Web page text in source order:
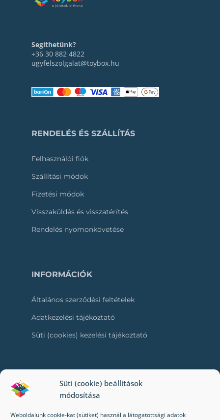
Süti (cookie) beállítások
módosítása
Weboldalunk cookie-kat (sütiket) használ a látogatottsági adatok
Segíthetünk?
+36 30 882 4822
ugyfelszolgalat@toybox.hu
RENDELÉS ÉS SZÁLLÍTÁS
Felhasználói fiók
Szállítási módok
Fizetési módok
Visszaküldés és visszatérítés
Rendelés nyomonkövetése
INFORMÁCIÓK
Általános szerződési feltételek
Adatkezelési tájékoztató
Süti (cookies) kezelési tájékoztató
RÓLUNK